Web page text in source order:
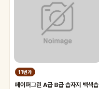
11번가
페이퍼그린 A급 B급 습자지 백색습